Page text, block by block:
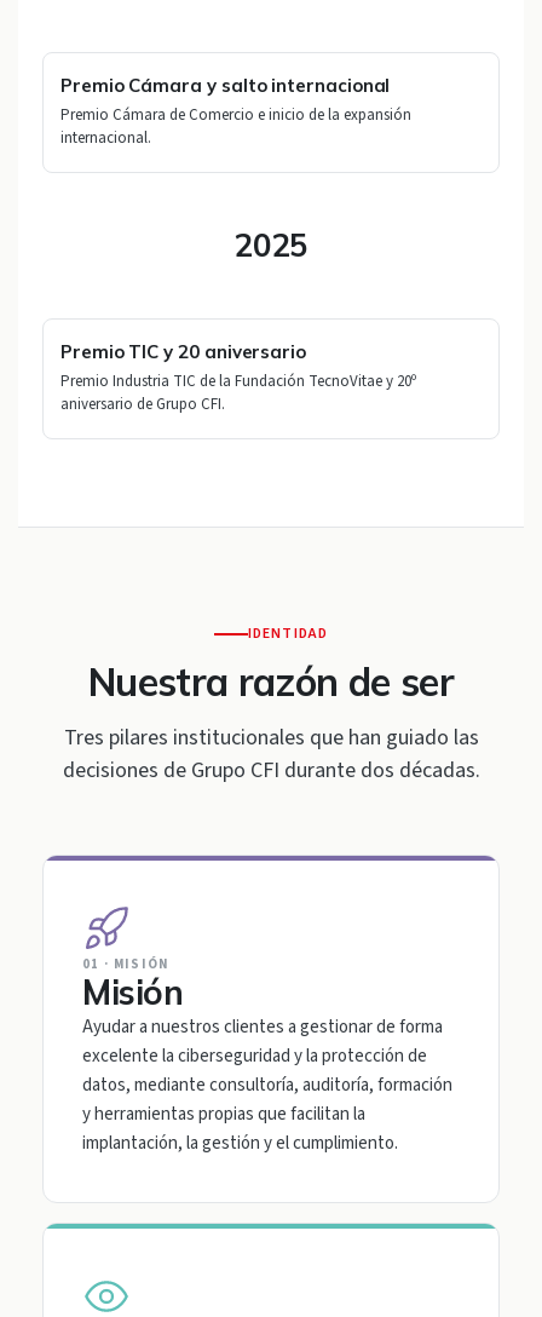
Premio Cámara y salto internacional
Premio Cámara de Comercio e inicio de la expansión
internacional.
2025
Premio TIC y 20 aniversario
Premio Industria TIC de la Fundación TecnoVitae y 20º
aniversario de Grupo CFI.
IDENTIDAD
Nuestra razón de ser
Tres pilares institucionales que han guiado las
decisiones de Grupo CFI durante dos décadas.
01 · MISIÓN
Misión
Ayudar a nuestros clientes a gestionar de forma
excelente la ciberseguridad y la protección de
datos, mediante consultoría, auditoría, formación
y herramientas propias que facilitan la
implantación, la gestión y el cumplimiento.